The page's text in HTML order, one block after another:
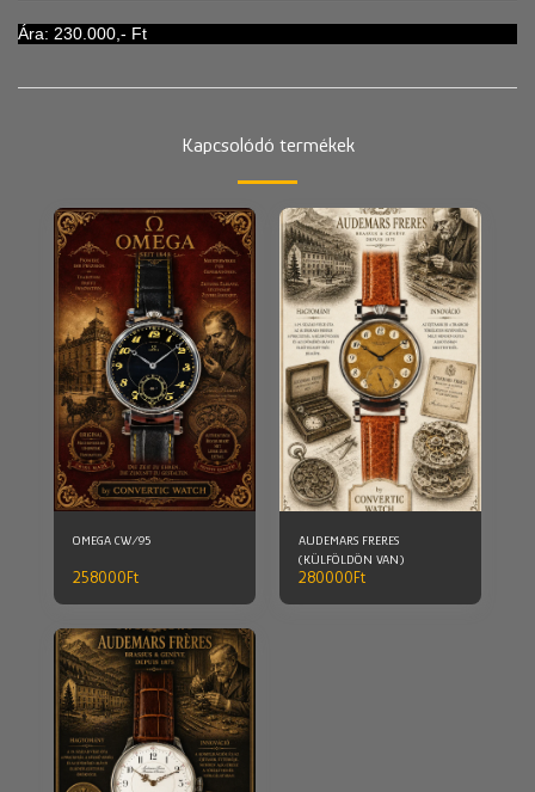
Ára: 230.000,- Ft
Kapcsolódó termékek
OMEGA CW/95
258000Ft
AUDEMARS FRERES
(KÜLFÖLDÖN VAN)
280000Ft